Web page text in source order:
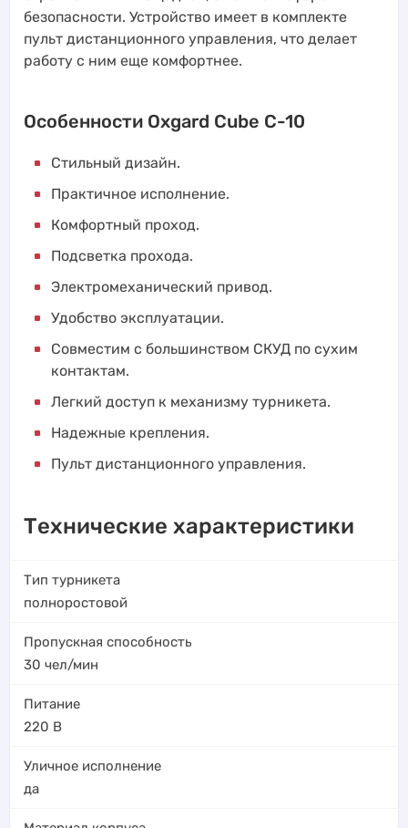
безопасности. Устройство имеет в комплекте
пульт дистанционного управления, что делает
работу с ним еще комфортнее.
Особенности Oxgard Cube C-10
Стильный дизайн.
Практичное исполнение.
Комфортный проход.
Подсветка прохода.
Электромеханический привод.
Удобство эксплуатации.
Совместим с большинством СКУД по сухим
контактам.
Легкий доступ к механизму турникета.
Надежные крепления.
Пульт дистанционного управления.
Технические характеристики
Тип турникета
полноростовой
Пропускная способность
30 чел/мин
Питание
220 В
Уличное исполнение
да